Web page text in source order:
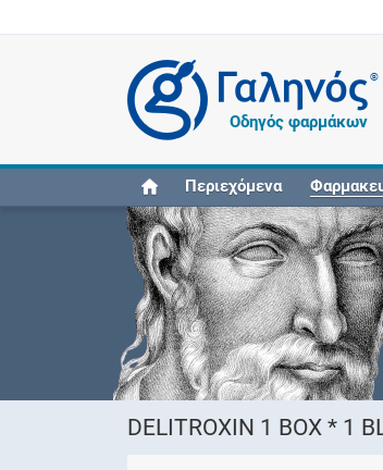
®
Οδηγός φαρμάκων
Περιεχόμενα
DELITROXIN 1 BOX * 1